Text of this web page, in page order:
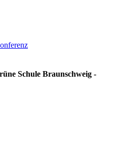
Schule Braunschweig -